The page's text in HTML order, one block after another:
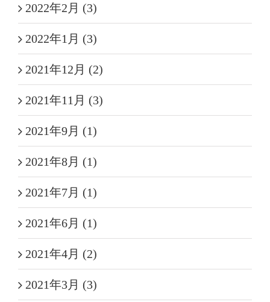
2022年2月 (3)
2022年1月 (3)
2021年12月 (2)
2021年11月 (3)
2021年9月 (1)
2021年8月 (1)
2021年7月 (1)
2021年6月 (1)
2021年4月 (2)
2021年3月 (3)